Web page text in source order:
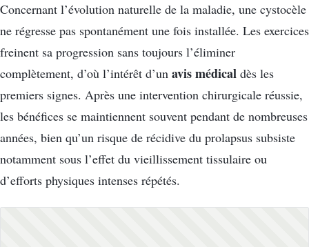
Concernant l’évolution naturelle de la maladie, une cystocèle
ne régresse pas spontanément une fois installée. Les exercices
freinent sa progression sans toujours l’éliminer
complètement, d’où l’intérêt d’un avis médical dès les
premiers signes. Après une intervention chirurgicale réussie,
les bénéfices se maintiennent souvent pendant de nombreuses
années, bien qu’un risque de récidive du prolapsus subsiste
notamment sous l’effet du vieillissement tissulaire ou
d’efforts physiques intenses répétés.